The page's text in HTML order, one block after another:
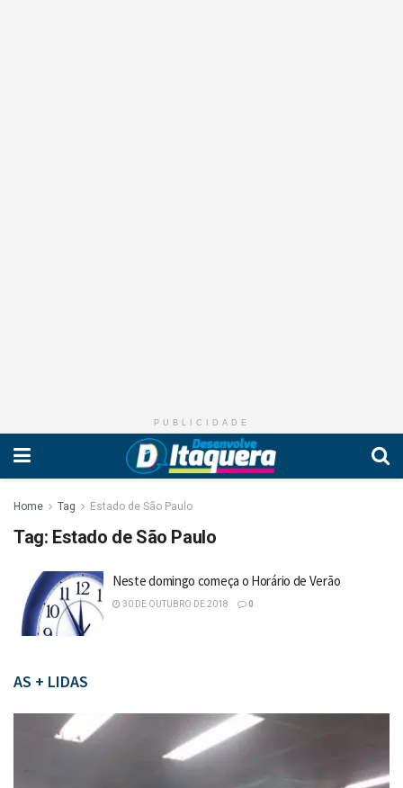
PUBLICIDADE
Home Tag Estado de São Paulo
Tag: Estado de São Paulo
Neste domingo começa o Horário de Verão
30 DE OUTUBRO DE 2018 0
AS + LIDAS